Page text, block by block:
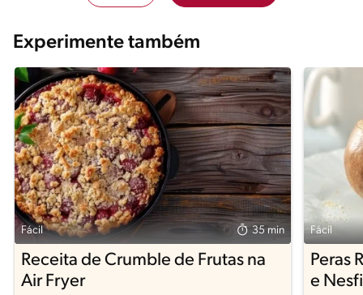
Experimente também
Fácil 35 min
Receita de Crumble de Frutas na
Air Fryer
Fácil
Peras
e